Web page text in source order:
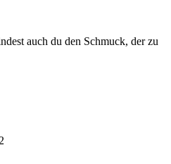
auch du den Schmuck, der zu